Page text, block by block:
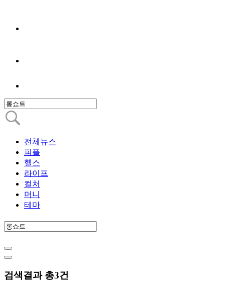
전체뉴스
피플
헬스
라이프
컬처
머니
테마
검색결과 총3건